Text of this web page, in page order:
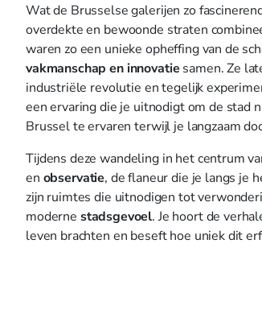
Wat de Brusselse galerijen zo
overdekte en bewoonde straten
waren zo een unieke opheffing van de
vakmanschap en innovatie samen. Ze
industriële revolutie en tegelijk
een ervaring die je uitnodigt om de stad
Brussel te ervaren terwijl je langzaam
Tijdens deze wandeling in het centrum
en observatie, de flaneur die je langs je
zijn ruimtes die uitnodigen tot
moderne stadsgevoel. Je hoort de
leven brachten en beseft hoe uniek dit